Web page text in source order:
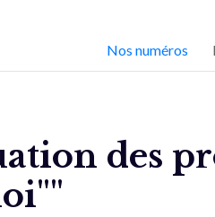
Nos numéros
des